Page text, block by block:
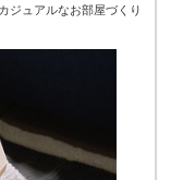
ジュアルなお部屋づくり